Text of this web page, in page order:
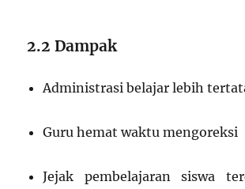
2.2 Dampak
Administrasi belajar lebih
Guru hemat waktu mengoreksi
Jejak pembelajaran siswa